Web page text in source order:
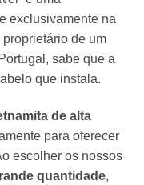
exclusivamente na
de um
sabe que a
que instala.
de alta
para oferecer
escolher os nossos
quantidade,